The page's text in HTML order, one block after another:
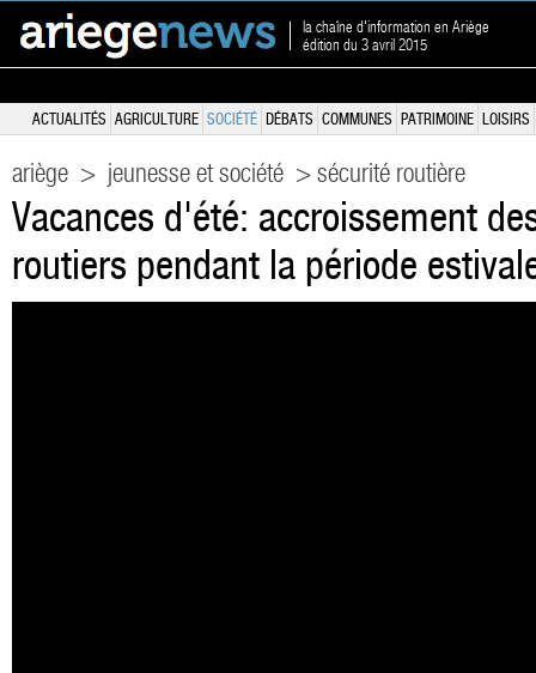
la chaîne d'information en Ariège
édition du 3 avril 2015
ACTUALITÉS AGRICULTURE SOCIÉTÉ DÉBATS COMMUNES PATRIMOINE LOISIRS
ariège > jeunesse et société > sécurité routière
Vacances d'été: accroissement
routiers pendant la période